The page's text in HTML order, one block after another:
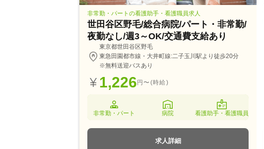
非常勤・パートの看護助手・看護職員求人
世田谷区野毛/総合病院/パート・非常勤/
夜勤なし/週3～OK/交通費支給あり
東京都世田谷区野毛
東急田園都市線・大井町線:二子玉川駅より徒歩20分
※無料送迎バスあり
1,226円〜(時給)
非常勤・パート 病院 看護助手・看護職員
求人詳細